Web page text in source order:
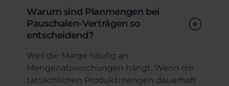
Warum sind Planmengen bei
Pauschalen-Verträgen so
entscheidend?
Weil die Marge häufig an
Mengenabweichungen hängt. Wenn die
tatsächlichen Produktmengen dauerhaft